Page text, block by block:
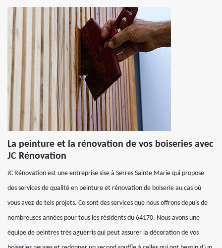
La peinture et la rénovation de vos boiseries avec
JC Rénovation
JC Rénovation est une entreprise sise à Serres Sainte Marie qui propose
des services de qualité en peinture et rénovation de boiserie au cas où
vous avez de tels projets. Ce sont des services que nous offrons depuis de
nombreuses années pour tous les résidents du 64170. Nous avons une
équipe de peintres très aguerris qui peut assurer la décoration de vos